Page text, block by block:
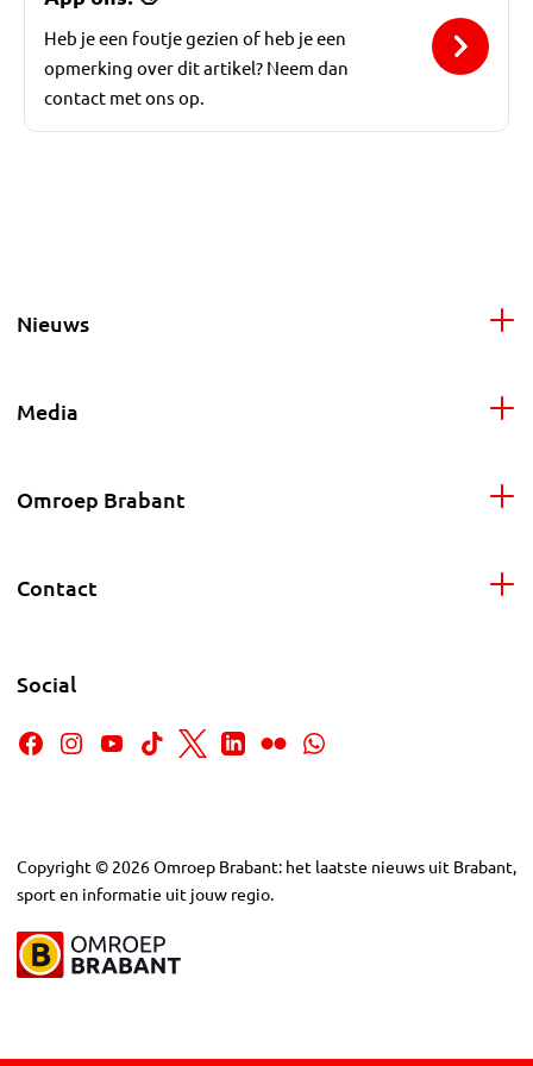
Heb je een foutje gezien of heb je een
opmerking over dit artikel? Neem dan
contact met ons op.
Nieuws
Media
Omroep Brabant
Contact
Social
Copyright © 2026Omroep Brabant: het laatste nieuws uit Brabant,
sport en informatie uit jouw regio.